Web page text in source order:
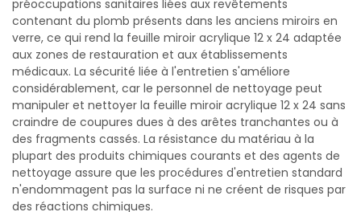
préoccupations sanitaires liées aux revêtements
contenant du plomb présents dans les anciens miroirs en
verre, ce qui rend la feuille miroir acrylique 12 x 24 adaptée
aux zones de restauration et aux établissements
médicaux. La sécurité liée à l'entretien s'améliore
considérablement, car le personnel de nettoyage peut
manipuler et nettoyer la feuille miroir acrylique 12 x 24 sans
craindre de coupures dues à des arêtes tranchantes ou à
des fragments cassés. La résistance du matériau à la
plupart des produits chimiques courants et des agents de
nettoyage assure que les procédures d'entretien standard
n'endommagent pas la surface ni ne créent de risques par
des réactions chimiques.